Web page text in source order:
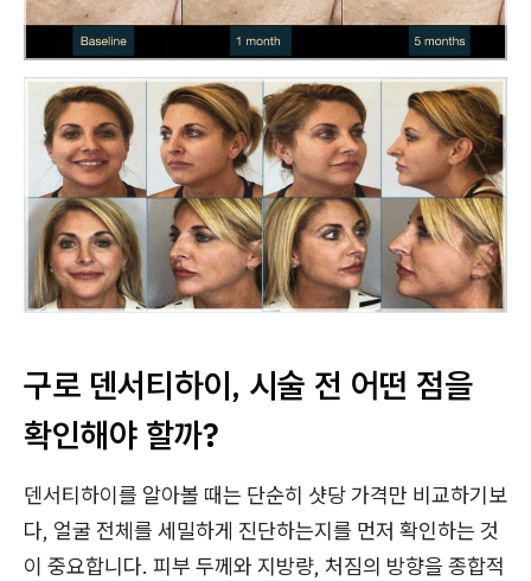
구로 덴서티하이, 시술 전 어떤 점을
확인해야 할까?
덴서티하이를 알아볼 때는 단순히 샷당 가격만 비교하기보
다, 얼굴 전체를 세밀하게 진단하는지를 먼저 확인하는 것
이 중요합니다. 피부 두께와 지방량, 처짐의 방향을 종합적